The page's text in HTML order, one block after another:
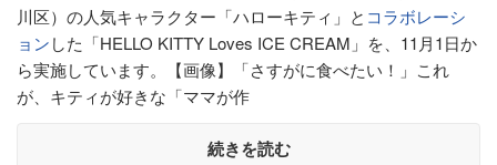
川区）の人気キャラクター「ハローキティ」と コラボレーシ
ョンした「HELLO KITTY Loves ICE CREAM」を、11月1日か
ら実施しています。【画像】「さすがに食べたい！」これ
が、キティが好きな「ママが作
続きを読む